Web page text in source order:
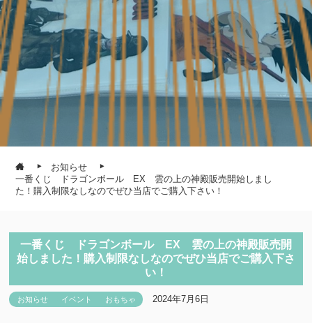
お知らせ
一番くじ ドラゴンボール EX 雲の上の神殿販売開始しまし
た！購入制限なしなのでぜひ当店でご購入下さい！
一番くじ ドラゴンボール EX 雲の上の神殿販売開
始しました！購入制限なしなのでぜひ当店でご購入下さ
い！
お知らせ イベント おもちゃ 2024年7月6日